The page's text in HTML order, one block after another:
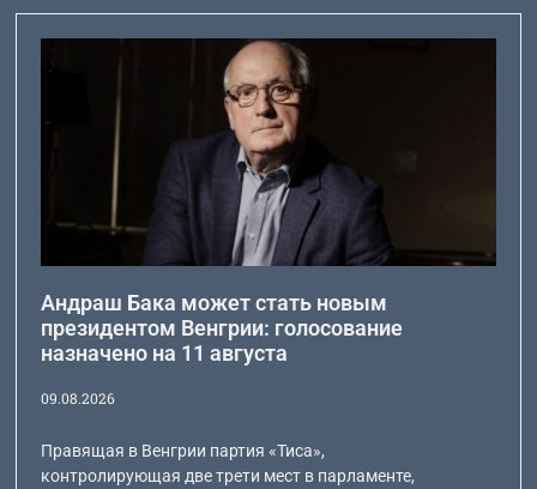
Андраш Бака может стать новым
президентом Венгрии: голосование
назначено на 11 августа
09.08.2026
Правящая в Венгрии партия «Тиса»,
контролирующая две трети мест в парламенте,